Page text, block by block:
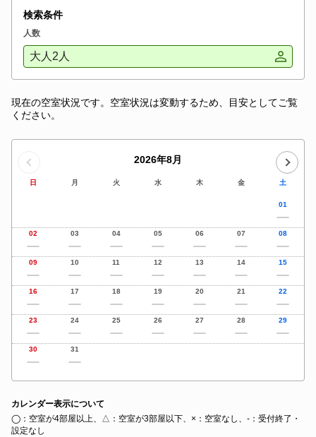
検索条件
人数
大人2人
現在の空室状況です。空室状況は変動するため、目安としてご覧
ください。
2026年8月
日 月 火 水 木 金 土
01
02 03 04 05 06 07 08
09 10 11 12 13 14 15
16 17 18 19 20 21 22
23 24 25 26 27 28 29
30 31
カレンダー表示について
◯：空室が4部屋以上、△：空室が3部屋以下、×：空室なし、‐：受付終了・
設定なし